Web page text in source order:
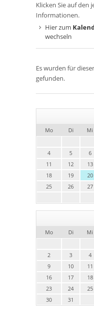
Klicken Sie auf den
Informationen.
Hier zum
wechseln
Es wurden für
gefunden.
Mo Di Mi
4
5 6
11
12 13
18
19 20
25
26 27
Mo Di Mi
2
3 4
9
10 11
16
17 18
23
24 25
30
31